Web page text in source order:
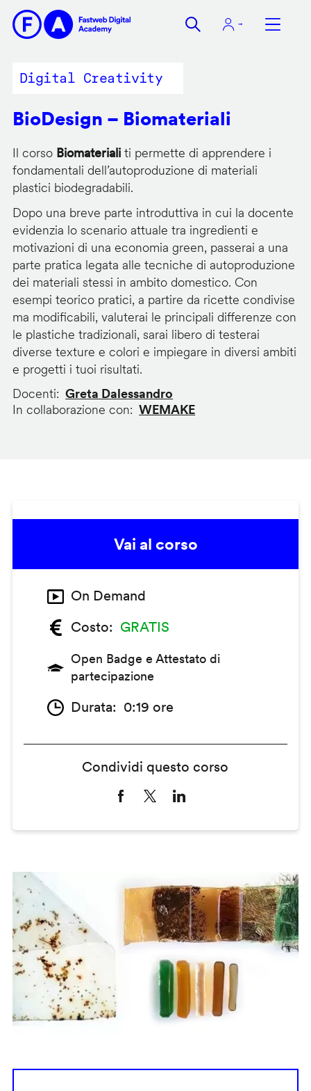
contenuto
Digital Creativity
BioDesign – Biomateriali
Il corso Biomaterialiti permette di apprendere i
fondamentali dell’autoproduzione di materiali
plastici biodegradabili.
Dopo una breve parte introduttiva in cui la docente
evidenzia lo scenario attuale tra ingredienti e
motivazioni di una economia green, passerai a una
parte pratica legata alle tecniche di autoproduzione
dei materiali stessi in ambito domestico. Con
esempi teorico pratici, a partire da ricette condivise
ma modificabili, valuterai le principali differenze con
le plastiche tradizionali, sarai libero di testerai
diverse texture e colori e impiegare in diversi ambiti
e progetti i tuoi risultati.
Docenti
Greta Dalessandro
In collaborazione con
WEMAKE
Vai al corso
On Demand
Costo
GRATIS
Open Badge e Attestato di
partecipazione
Durata 0:19 ore
Condividi questo corso